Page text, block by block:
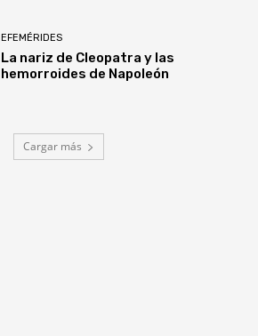
EFEMÉRIDES
La nariz de Cleopatra y las
hemorroides de Napoleón
Cargar más